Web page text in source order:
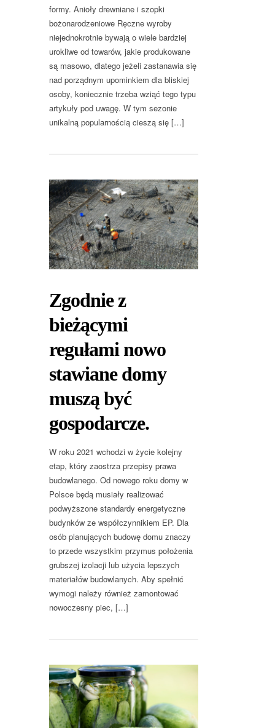
formy. Anioły drewniane i szopki
bożonarodzeniowe Ręczne wyroby
niejednokrotnie bywają o wiele bardziej
urokliwe od towarów, jakie produkowane
są masowo, dlatego jeżeli zastanawia się
nad porządnym upominkiem dla bliskiej
osoby, koniecznie trzeba wziąć tego typu
artykuły pod uwagę. W tym sezonie
unikalną popularnością cieszą się […]
Zgodnie z
bieżącymi
regułami nowo
stawiane domy
muszą być
gospodarcze.
W roku 2021 wchodzi w życie kolejny
etap, który zaostrza przepisy prawa
budowlanego. Od nowego roku domy w
Polsce będą musiały realizować
podwyższone standardy energetyczne
budynków ze współczynnikiem EP. Dla
osób planujących budowę domu znaczy
to przede wszystkim przymus położenia
grubszej izolacji lub użycia lepszych
materiałów budowlanych. Aby spełnić
wymogi należy również zamontować
nowoczesny piec, […]